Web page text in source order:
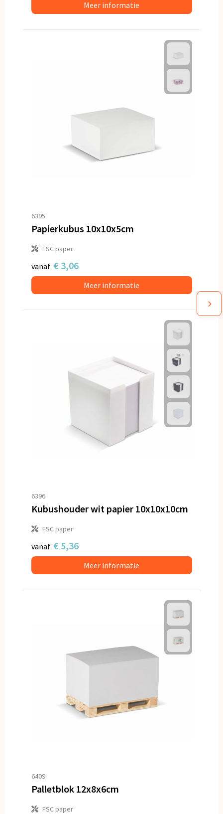
Meer informatie
6395
Papierkubus 10x10x5cm
FSC paper
vanaf € 3,06
Meer informatie
6396
Kubushouder wit papier 10x10x10cm
FSC paper
vanaf € 5,36
Meer informatie
6409
Palletblok 12x8x6cm
FSC paper